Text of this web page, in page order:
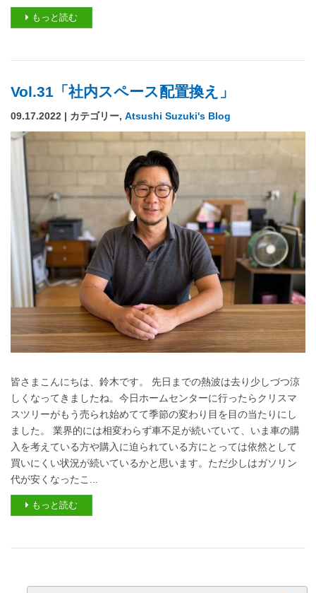
もっと読む
Vol.31「社内スペース配置換え」
09.17.2022 | カテゴリー, Atsushi Suzuki's Blog
皆さまこんにちは、鈴木です。 先日までの熱波は去り少しづつ涼
しくなってきましたね。今日ホームセンターに行ったらクリスマ
スツリーがもう売られ始めてて季節の変わり目を目の当たりにし
ました。 業界的には相変わらず車不足が続いていて、いま車の購
入を考えている方や購入に迫られている方にとっては依然として
買いにくい状況が続いているかと思います。ただ少しはガソリン
代が安くなったこ...
もっと読む